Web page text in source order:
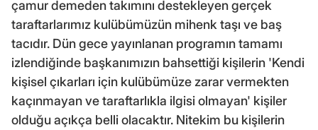
çamur demeden takımını destekleyen gerçek
taraftarlarımız kulübümüzün mihenk taşı ve baş
tacıdır. Dün gece yayınlanan programın tamamı
izlendiğinde başkanımızın bahsettiği kişilerin 'Kendi
kişisel çıkarları için kulübümüze zarar vermekten
kaçınmayan ve taraftarlıkla ilgisi olmayan' kişiler
olduğu açıkça belli olacaktır. Nitekim bu kişilerin